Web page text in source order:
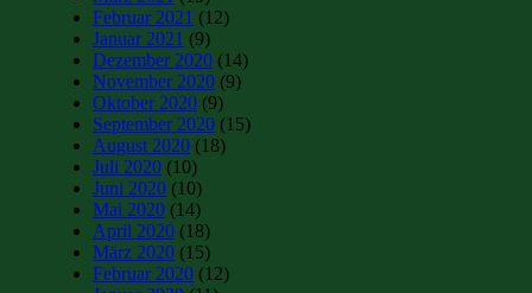
Februar 2021 (12)
Januar 2021 (9)
Dezember 2020 (14)
November 2020 (9)
Oktober 2020 (9)
September 2020 (15)
August 2020 (18)
Juli 2020 (10)
Juni 2020 (10)
Mai 2020 (14)
April 2020 (18)
März 2020 (15)
Februar 2020 (12)